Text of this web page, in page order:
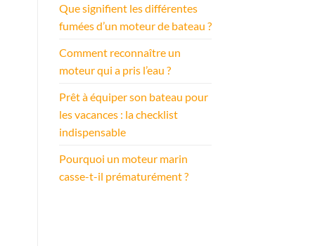
Que signifient les différentes
fumées d’un moteur de bateau ?
Comment reconnaître un
moteur qui a pris l’eau ?
Prêt à équiper son bateau pour
les vacances : la checklist
indispensable
Pourquoi un moteur marin
casse-t-il prématurément ?